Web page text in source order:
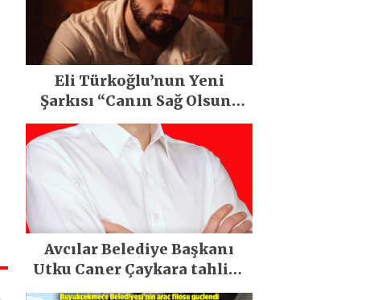
Eli Türkoğlu’nun Yeni
Şarkısı “Canın Sağ Olsun”
Büyük İlgi Gördü!..
Avcılar Belediye Başkanı
Utku Caner Çaykara tahliye
edildi